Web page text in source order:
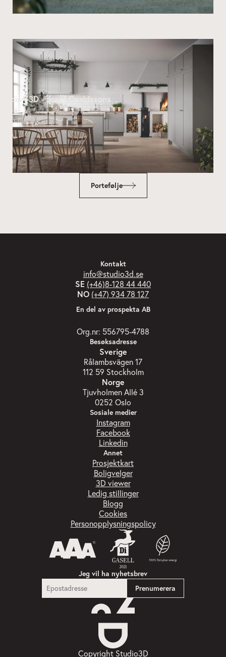
3D - Josef Davidssons
Portefølje
Copyright Studio3D
Kontakt
info@studio3d.se
SE (+46)8-128 44 440
NO (+47) 934 78 127
En del av prospekta AB
Org.nr: 556795-4788
Besøksadresse
Sverige
Rålambsvägen 17
112 59 Stockholm
Norge
Tjuvholmen Allé 3
0252 Oslo
Sosiale medier
Instagram
Facebook
Linkedin
Annet
Prosjektkart
Boligvelger
3D viewer
Ledig stillinger
Blogg
Cookies
Personopplysningspolicy
Jeg vil ha nyhetsbrev